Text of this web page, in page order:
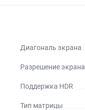
Диагональ экрана
Разрешение экрана
Поддержка HDR
Тип матрицы